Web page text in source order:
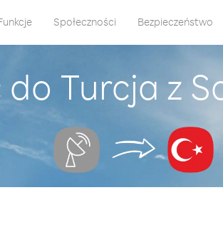
Społeczności Bezpieczeństwo
do Turcja z